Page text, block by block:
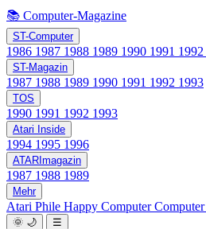
📚 Computer-Magazine
ST-Computer
1986 1987 1988 1989 1990 1991 1992
ST-Magazin
1987 1988 1989 1990 1991 1992 1993
TOS
1990 1991 1992 1993
Atari Inside
1994 1995 1996
ATARImagazin
1987 1988 1989
Mehr
Atari Phile Happy Computer
🌞 🌙
☰